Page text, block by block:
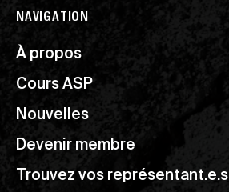
NAVIGATION
À propos
Cours ASP
Nouvelles
Devenir membre
Trouvez vos représentant.e.s